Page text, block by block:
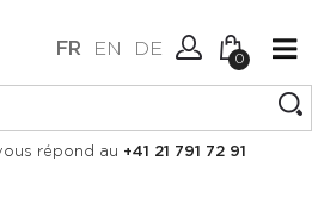
FR EN DE
Connexion
0
article dans votre
panier.
répond au +41 21 791 72 91